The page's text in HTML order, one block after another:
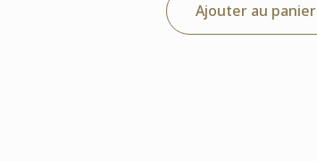
Ajouter au panier